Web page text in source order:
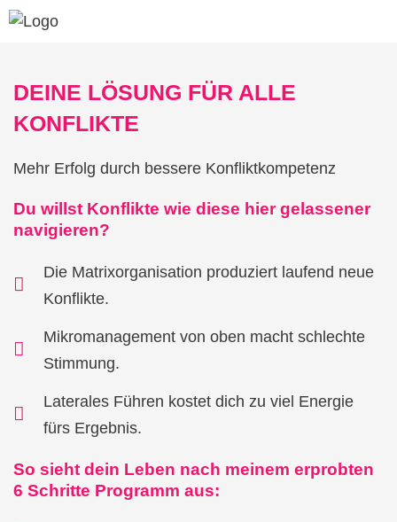
DEINE LÖSUNG FÜR ALLE
KONFLIKTE
Mehr Erfolg durch bessere Konfliktkompetenz
Du willst Konflikte wie diese hier gelassener
navigieren?
Die Matrixorganisation produziert laufend neue
Konflikte.
Mikromanagement von oben macht schlechte
Stimmung.
Laterales Führen kostet dich zu viel Energie
fürs Ergebnis.
So sieht dein Leben nach meinem erprobten
6 Schritte Programm aus: